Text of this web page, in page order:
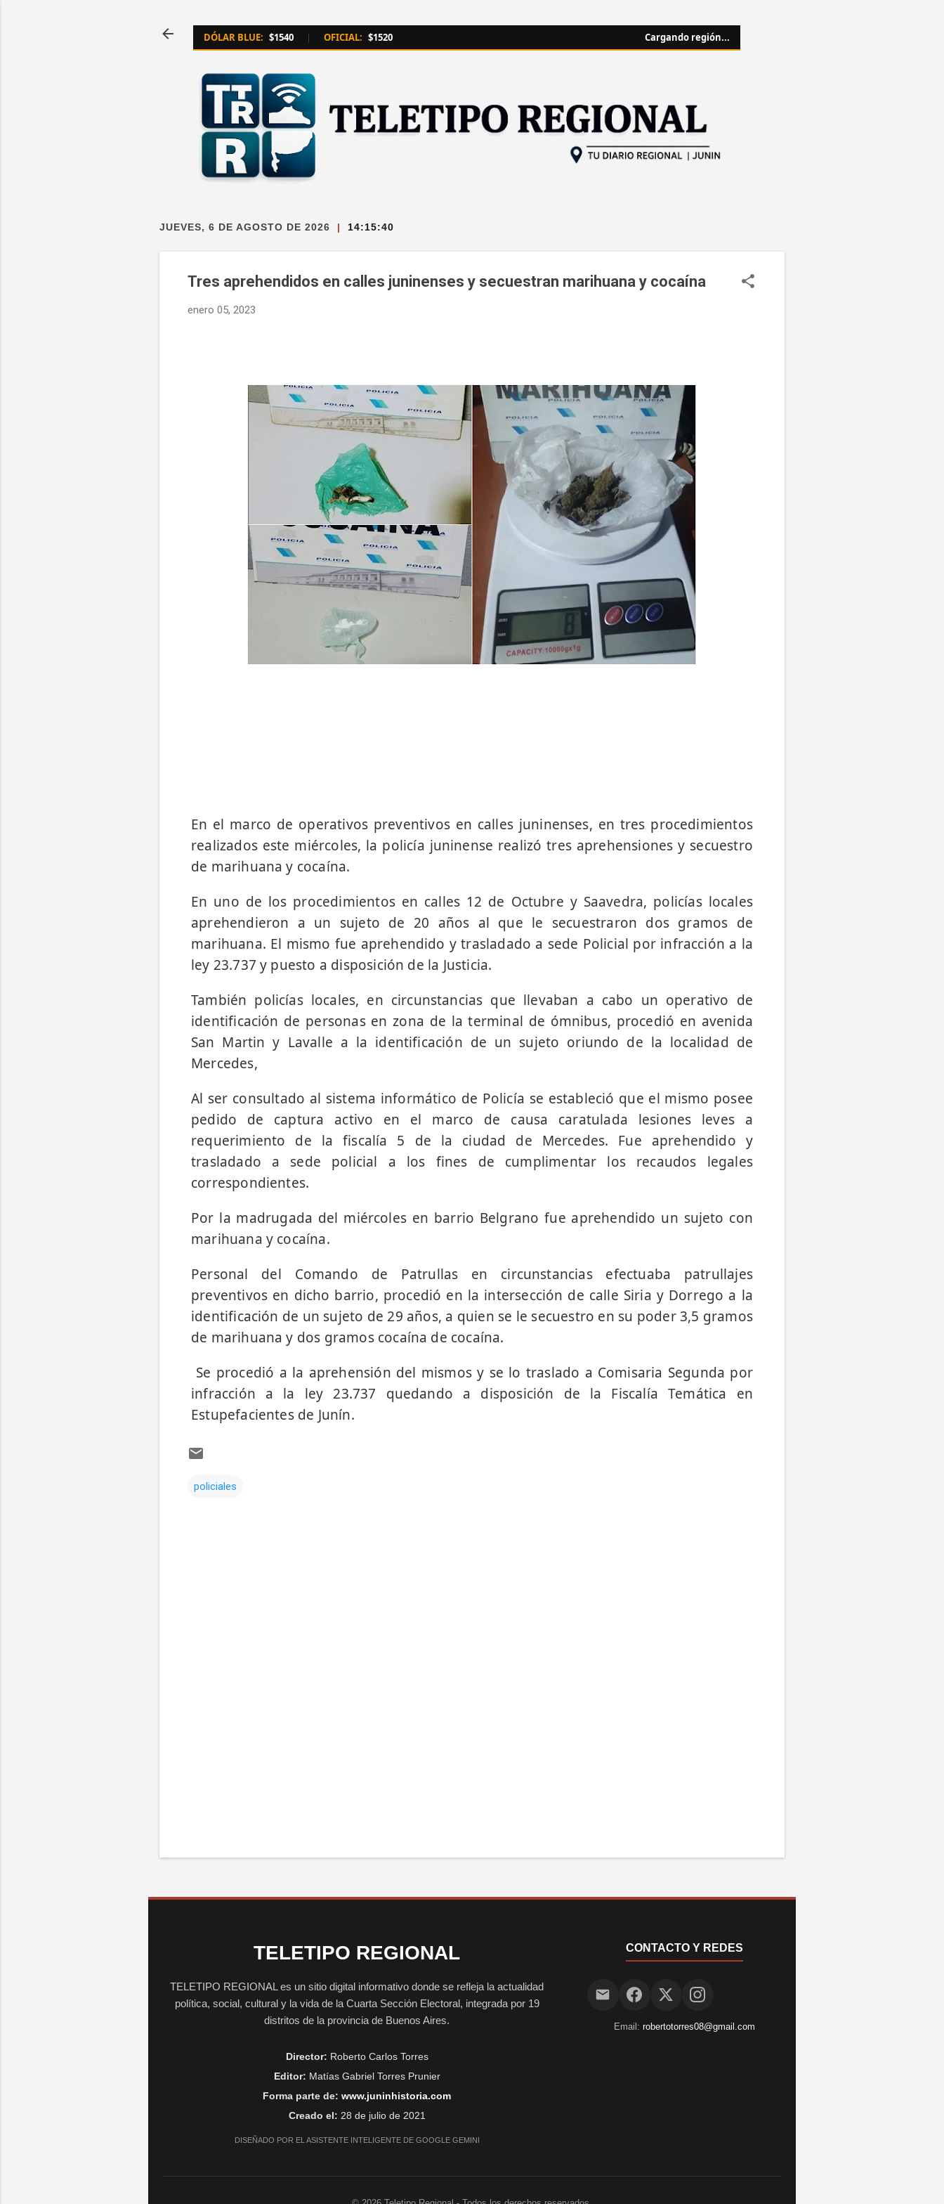
DÓLAR BLUE: $1540 | OFICIAL: $1520 Cargando región...
JUEVES, 6 DE AGOSTO DE 2026 | 14:15:41
Tres aprehendidos en calles juninenses y secuestran marihuana y cocaína
enero 05, 2023
En el marco de operativos preventivos en calles juninenses, en tres procedimientos
realizados este miércoles, la policía juninense realizó tres aprehensiones y secuestro
de marihuana y cocaína.
En uno de los procedimientos en calles 12 de Octubre y Saavedra, policías locales
aprehendieron a un sujeto de 20 años al que le secuestraron dos gramos de
marihuana. El mismo fue aprehendido y trasladado a sede Policial por infracción a la
ley 23.737 y puesto a disposición de la Justicia.
También policías locales, en circunstancias que llevaban a cabo un operativo de
identificación de personas en zona de la terminal de ómnibus, procedió en avenida
San Martin y Lavalle a la identificación de un sujeto oriundo de la localidad de
Mercedes,
Al ser consultado al sistema informático de Policía se estableció que el mismo posee
pedido de captura activo en el marco de causa caratulada lesiones leves a
requerimiento de la fiscalía 5 de la ciudad de Mercedes. Fue aprehendido y
trasladado a sede policial a los fines de cumplimentar los recaudos legales
correspondientes.
Por la madrugada del miércoles en barrio Belgrano fue aprehendido un sujeto con
marihuana y cocaína.
Personal del Comando de Patrullas en circunstancias efectuaba patrullajes
preventivos en dicho barrio, procedió en la intersección de calle Siria y Dorrego a la
identificación de un sujeto de 29 años, a quien se le secuestro en su poder 3,5 gramos
de marihuana y dos gramos cocaína de cocaína.
Se procedió a la aprehensión del mismos y se lo traslado a Comisaria Segunda por
infracción a la ley 23.737 quedando a disposición de la Fiscalía Temática en
Estupefacientes de Junín.
policiales
TELETIPO REGIONAL
TELETIPO REGIONAL es un sitio digital informativo donde se refleja la actualidad
política, social, cultural y la vida de la Cuarta Sección Electoral, integrada por 19
distritos de la provincia de Buenos Aires.
Director: Roberto Carlos Torres
Editor: Matías Gabriel Torres Prunier
Forma parte de: www.juninhistoria.com
Creado el: 28 de julio de 2021
DISEÑADO POR EL ASISTENTE INTELIGENTE DE GOOGLE GEMINI
CONTACTO Y REDES
Email: robertotorres08@gmail.com